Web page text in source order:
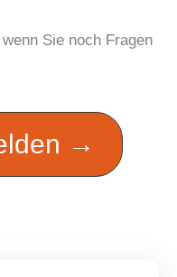
Sie noch Fragen
→